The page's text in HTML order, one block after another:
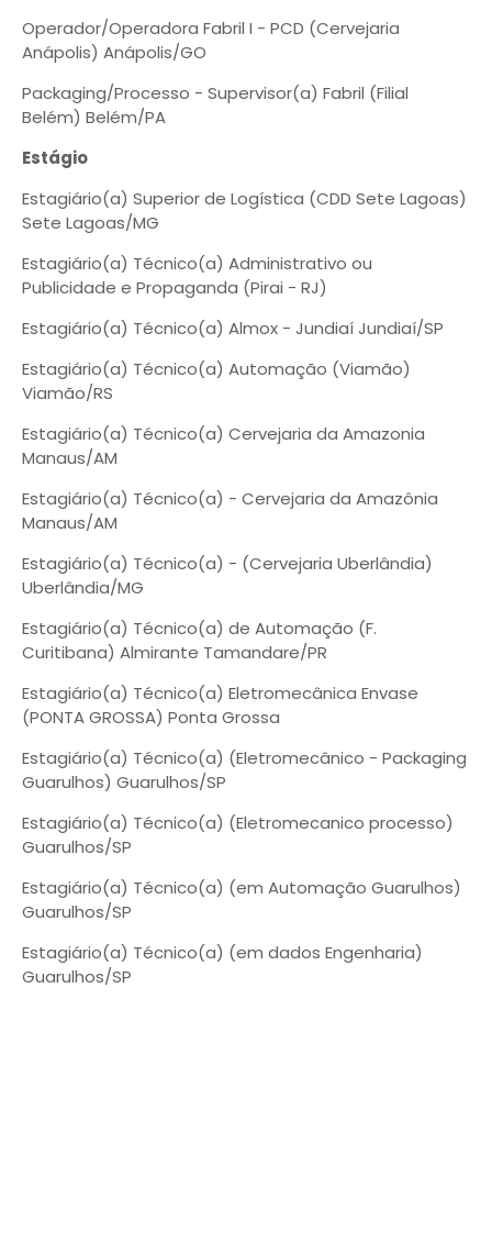
Operador/Operadora Fabril I - PCD (Cervejaria
Anápolis) Anápolis/GO
Packaging/Processo - Supervisor(a) Fabril (Filial
Belém) Belém/PA
Estágio
Estagiário(a) Superior de Logística (CDD Sete Lagoas)
Sete Lagoas/MG
Estagiário(a) Técnico(a) Administrativo ou
Publicidade e Propaganda (Pirai - RJ)
Estagiário(a) Técnico(a) Almox - Jundiaí Jundiaí/SP
Estagiário(a) Técnico(a) Automação (Viamão)
Viamão/RS
Estagiário(a) Técnico(a) Cervejaria da Amazonia
Manaus/AM
Estagiário(a) Técnico(a) - Cervejaria da Amazônia
Manaus/AM
Estagiário(a) Técnico(a) - (Cervejaria Uberlândia)
Uberlândia/MG
Estagiário(a) Técnico(a) de Automação (F.
Curitibana) Almirante Tamandare/PR
Estagiário(a) Técnico(a) Eletromecânica Envase
(PONTA GROSSA) Ponta Grossa
Estagiário(a) Técnico(a) (Eletromecânico - Packaging
Guarulhos) Guarulhos/SP
Estagiário(a) Técnico(a) (Eletromecanico processo)
Guarulhos/SP
Estagiário(a) Técnico(a) (em Automação Guarulhos)
Guarulhos/SP
Estagiário(a) Técnico(a) (em dados Engenharia)
Guarulhos/SP